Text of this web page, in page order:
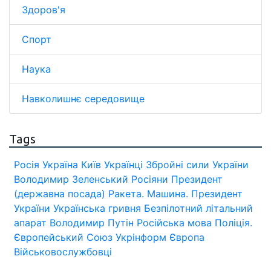
Здоров'я
Спорт
Наука
Навколишнє середовище
Tags
Росія Україна Київ Українці Збройні сили України
Володимир Зеленський Росіяни Президент
(державна посада) Ракета. Машина. Президент
України Українська гривня Безпілотний літальний
апарат Володимир Путін Російська мова Поліція.
Європейський Союз Укрінформ Європа
Військовослужбовці